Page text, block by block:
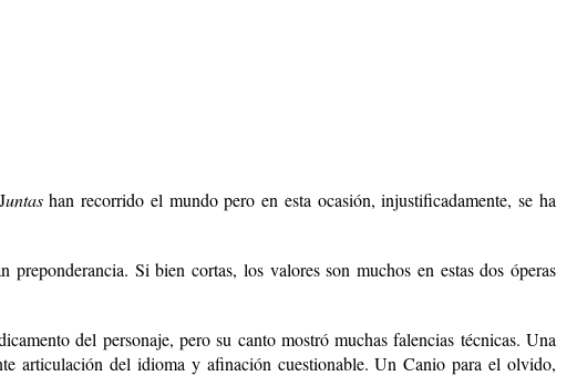
un­tashan recorrido el mundo pero en esta ocasión, injustificadamente, se ha
Si bien cortas, los valores son muchos en es­tas dos óperas
del personaje, pero su canto mostró muchas falencias técnicas. Una
articulación del idioma y afinación cuestionable. Un Canio para el olvido,